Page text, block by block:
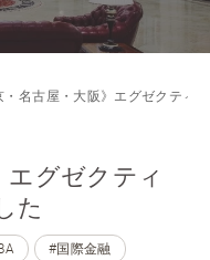
・名古屋・大阪》エグゼクティ
エグゼクティ
た
#国際金融